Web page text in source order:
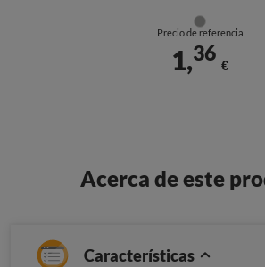
Precio de referencia
1,36
€
Acerca de este
Características